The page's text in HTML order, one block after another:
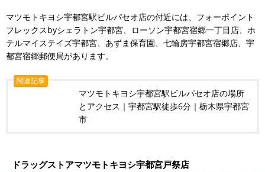
マツモトキヨシ宇都宮駅ビルパセオ店の付近には、フォーポイント
フレックスbyシェラトン宇都宮、ローソン宇都宮宿郷一丁目店、ホ
テルマイステイズ宇都宮、あずま保育園、七輪房宇都宮宿郷店、宇
都宮宿郷郵便局があります。
関連記事
マツモトキヨシ宇都宮駅ビルパセオ店の場所
とアクセス｜宇都宮駅徒歩6分｜栃木県宇都宮
市
ドラッグストアマツモトキヨシ宇都宮戸祭店